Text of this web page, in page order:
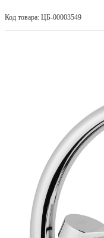
Код товара: ЦБ-00003549